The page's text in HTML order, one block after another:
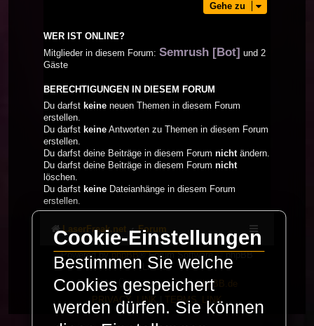
Gehe zu
WER IST ONLINE?
Mitglieder in diesem Forum: Semrush [Bot] und 2
Gäste
BERECHTIGUNGEN IN DIESEM FORUM
Du darfst keine neuen Themen in diesem Forum
erstellen.
Du darfst keine Antworten zu Themen in diesem Forum
erstellen.
Du darfst deine Beiträge in diesem Forum nichtändern.
Du darfst deine Beiträge in diesem Forum nicht
löschen.
Du darfst keine Dateianhänge in diesem Forum
erstellen.
LaserFreak.net Forum
Powered byphpBB® Forum Software © phpBB
Limited
Deutsche Übersetzung durchphpBB.de
PRIVACY_LINK
TERMS_LINK
Cookie-Einstellungen
Bestimmen Sie welche
Cookies gespeichert
werden dürfen. Sie können